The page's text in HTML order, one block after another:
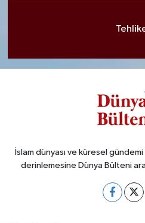
İslam dünyası ve küresel
derinlemesine Dünya Bülteni